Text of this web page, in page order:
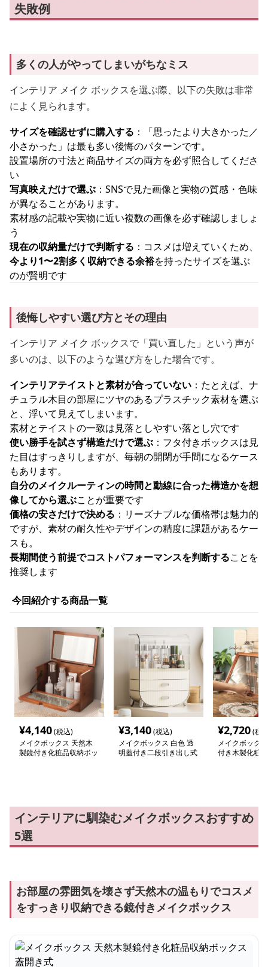
失敗例
多くの人がやってしまいがちなミス
インテリア メイク ボックスを選ぶ際、以下の失敗は非常
によく見られます。
サイズを確認せずに購入する ：「思ったより大きかった／
小さかった」は最も多い後悔のパターンです。
設置場所の寸法と商品サイズの両方を必ず照合してくださ
い
写真映えだけで選ぶ ：SNSで見た画像と実物の質感・色味
が異なることがあります。
素材感の記載や実物に近い複数の画像を必ず確認しましょ
う
現在の収納量だけで判断する ：コスメは増えていくため、
今より1〜2割多く収納できる余裕を持ったサイズを選ぶ
のが賢明です
後悔しやすい選び方とその理由
インテリア メイク ボックスで「買い直した」という声が
多いのは、以下のような選び方をした場合です。
インテリアテイストと素材が合っていない ：たとえば、ナ
チュラル木目の部屋にツヤのあるプラスチック素材を選ぶ
と、浮いて見えてしまいます。
素材とテイストの一致は見落としやすい落とし穴です
使い勝手を試さず構造だけで選ぶ ：フタ付きボックスは見
た目はすっきりしますが、毎朝の開閉が手間になるケース
もあります。
自分のメイクルーティンの時間と動線に合った構造かを想
像してから選ぶことが重要です
価格の安さだけで決める ：リーズナブルな価格帯は魅力的
ですが、素材の耐久性やデザインの精度に課題があるケー
スも。
長期間使う前提でコストパフォーマンスを判断することを
推奨します
今回紹介する商品一覧
¥4,140(税込)
メイクボックス 天然木
製鏡付き化粧品収納ボッ
¥3,140(税込)
メイクボックス 白色 透
明蓋付き二段引き出し式
¥2,720(税
メイクボック
付き木製化粧
インテリアに馴染むメイクボックスおすすめ
5選
お部屋の雰囲気を壊さず天然木の温もりでコスメ
をすっきり収納できる鏡付きメイクボックス